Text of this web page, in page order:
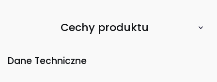
Cechy produktu
Dane Techniczne